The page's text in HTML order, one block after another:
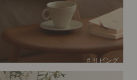
# リビング